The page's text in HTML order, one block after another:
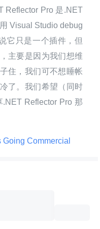
Reflector Pro 是.NET
Visual Studio debug
它只是一个插件，但
主要是因为我们想维
住，我们可不想睡帐
了。我们希望（同时
Reflector Pro 那
Commercial